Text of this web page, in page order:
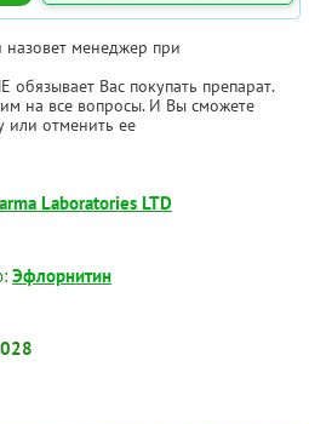
назовет менеджер при
обязывает Вас покупать препарат.
на все вопросы. И Вы сможете
или отменить ее
Laboratories LTD
Эфлорнитин